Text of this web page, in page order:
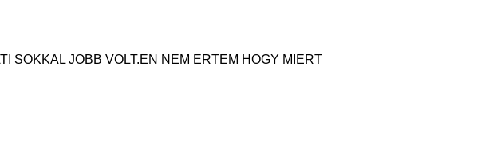
SOKKAL JOBB VOLT.EN NEM ERTEM HOGY MIERT